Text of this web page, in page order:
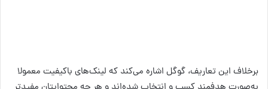
برخلاف این تعاریف، گوگل اشاره می‌کند که لینک‌های باکیفیت معمولا